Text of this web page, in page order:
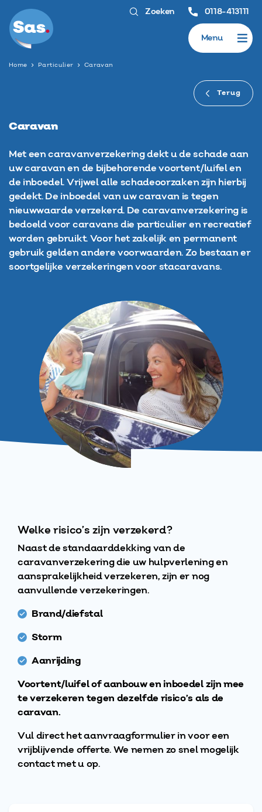
Zoeken 0118-413111
Menu
Home Particulier Caravan
Terug
Caravan
Met een caravanverzekering dekt u de schade aan
uw caravan en de bijbehorende voortent/luifel en
de inboedel. Vrijwel alle schadeoorzaken zijn hierbij
gedekt. De inboedel van uw caravan is tegen
nieuwwaarde verzekerd. De caravanverzekering is
bedoeld voor caravans die particulier en recreatief
worden gebruikt. Voor het zakelijk en permanent
gebruik gelden andere voorwaarden. Zo bestaan er
soortgelijke verzekeringen voor stacaravans.
Welke risico’s zijn verzekerd?
Naast de standaarddekking van de
caravanverzekering die uw hulpverlening en
aansprakelijkheid verzekeren, zijn er nog
aanvullende verzekeringen.
Brand/diefstal
Storm
Aanrijding
Voortent/luifel of aanbouw en inboedel zijn mee
te verzekeren tegen dezelfde risico’s als de
caravan.
Vul direct het aanvraagformulier in voor een
vrijblijvende offerte. We nemen zo snel mogelijk
contact met u op.